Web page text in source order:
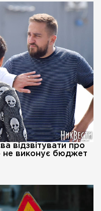
відзвітувати про
виконує бюджет